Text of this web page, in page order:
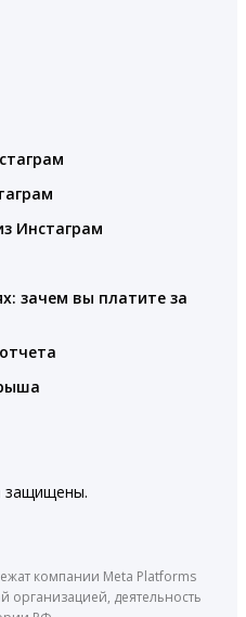
Инстаграм
зачем вы платите за
защищены.
компании Meta Platforms
организацией, деятельность